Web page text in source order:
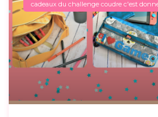
cadeaux du challenge coudre c'est